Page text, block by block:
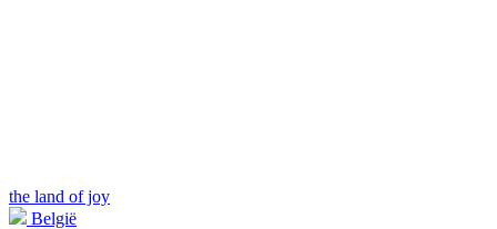
the land of joy
België